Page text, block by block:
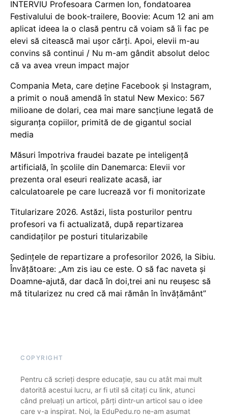
INTERVIU Profesoara Carmen Ion, fondatoarea
Festivalului de book-trailere, Boovie: Acum 12 ani am
aplicat ideea la o clasă pentru că voiam să îi fac pe
elevi să citească mai ușor cărți. Apoi, elevii m-au
convins să continui / Nu m-am gândit absolut deloc
că va avea vreun impact major
Compania Meta, care deține Facebook și Instagram,
a primit o nouă amendă în statul New Mexico: 567
milioane de dolari, cea mai mare sancțiune legată de
siguranța copiilor, primită de de gigantul social
media
Măsuri împotriva fraudei bazate pe inteligență
artificială, în școlile din Danemarca: Elevii vor
prezenta oral eseuri realizate acasă, iar
calculatoarele pe care lucrează vor fi monitorizate
Titularizare 2026. Astăzi, lista posturilor pentru
profesori va fi actualizată, după repartizarea
candidaților pe posturi titularizabile
Ședințele de repartizare a profesorilor 2026, la Sibiu.
Învățătoare: „Am zis iau ce este. O să fac naveta și
Doamne-ajută, dar dacă în doi,trei ani nu reușesc să
mă titularizez nu cred că mai rămân în învățământ”
COPYRIGHT
Pentru că scrieți despre educație, sau cu atât mai mult
datorită acestui lucru, ar fi util să citați cu link, atunci
când preluați un articol, părți dintr-un articol sau o idee
care v-a inspirat. Noi, la EduPedu.ro ne-am asumat